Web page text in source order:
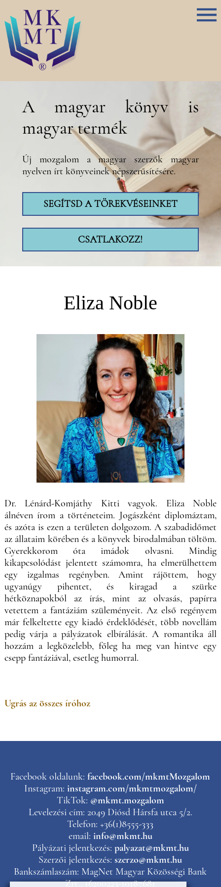
A magyar könyv is
magyar termék
Új mozgalom a magyar szerzők magyar
nyelven írt könyveinek népszerűsítésére.
SEGÍTSD A TÖREKVÉSEINKET
CSATLAKOZZ!
Eliza Noble
Dr. Lénárd-Komjáthy Kitti vagyok. Eliza Noble
álnéven írom a történeteim. Jogászként diplomáztam,
és azóta is ezen a területen dolgozom. A szabadidőmet
az állataim körében és a könyvek birodalmában töltöm.
Gyerekkorom óta imádok olvasni. Mindig
kikapcsolódást jelentett számomra, ha elmerülhettem
egy izgalmas regényben. Amint rájöttem, hogy
ugyanúgy pihentet, és kiragad a szürke
hétköznapokból az írás, mint az olvasás, papírra
vetettem a fantáziám szüleményeit. Az első regényem
már felkeltette egy kiadó érdeklődését, több novellám
pedig várja a pályázatok elbírálását. A romantika áll
hozzám a legközelebb, főleg ha meg van hintve egy
csepp fantáziával, esetleg humorral.
Ugrás az összes íróhoz
Facebook oldalunk:facebook.com/mkmtMozgalom
Instagram: instagram.com/mkmtmozgalom/
TikTok: @mkmt.mozgalom
Levelezési cím: 2049 Diósd Hársfa utca 5/2.
Telefon: +36(1)8555-333
email: info@mkmt.hu
Pályázati jelentkezés: palyazat@mkmt.hu
Szerzői jelentkezés:szerzo@mkmt.hu
Bankszámlaszám: MagNet Magyar Közösségi Bank
Zrt., 16200223-10187681